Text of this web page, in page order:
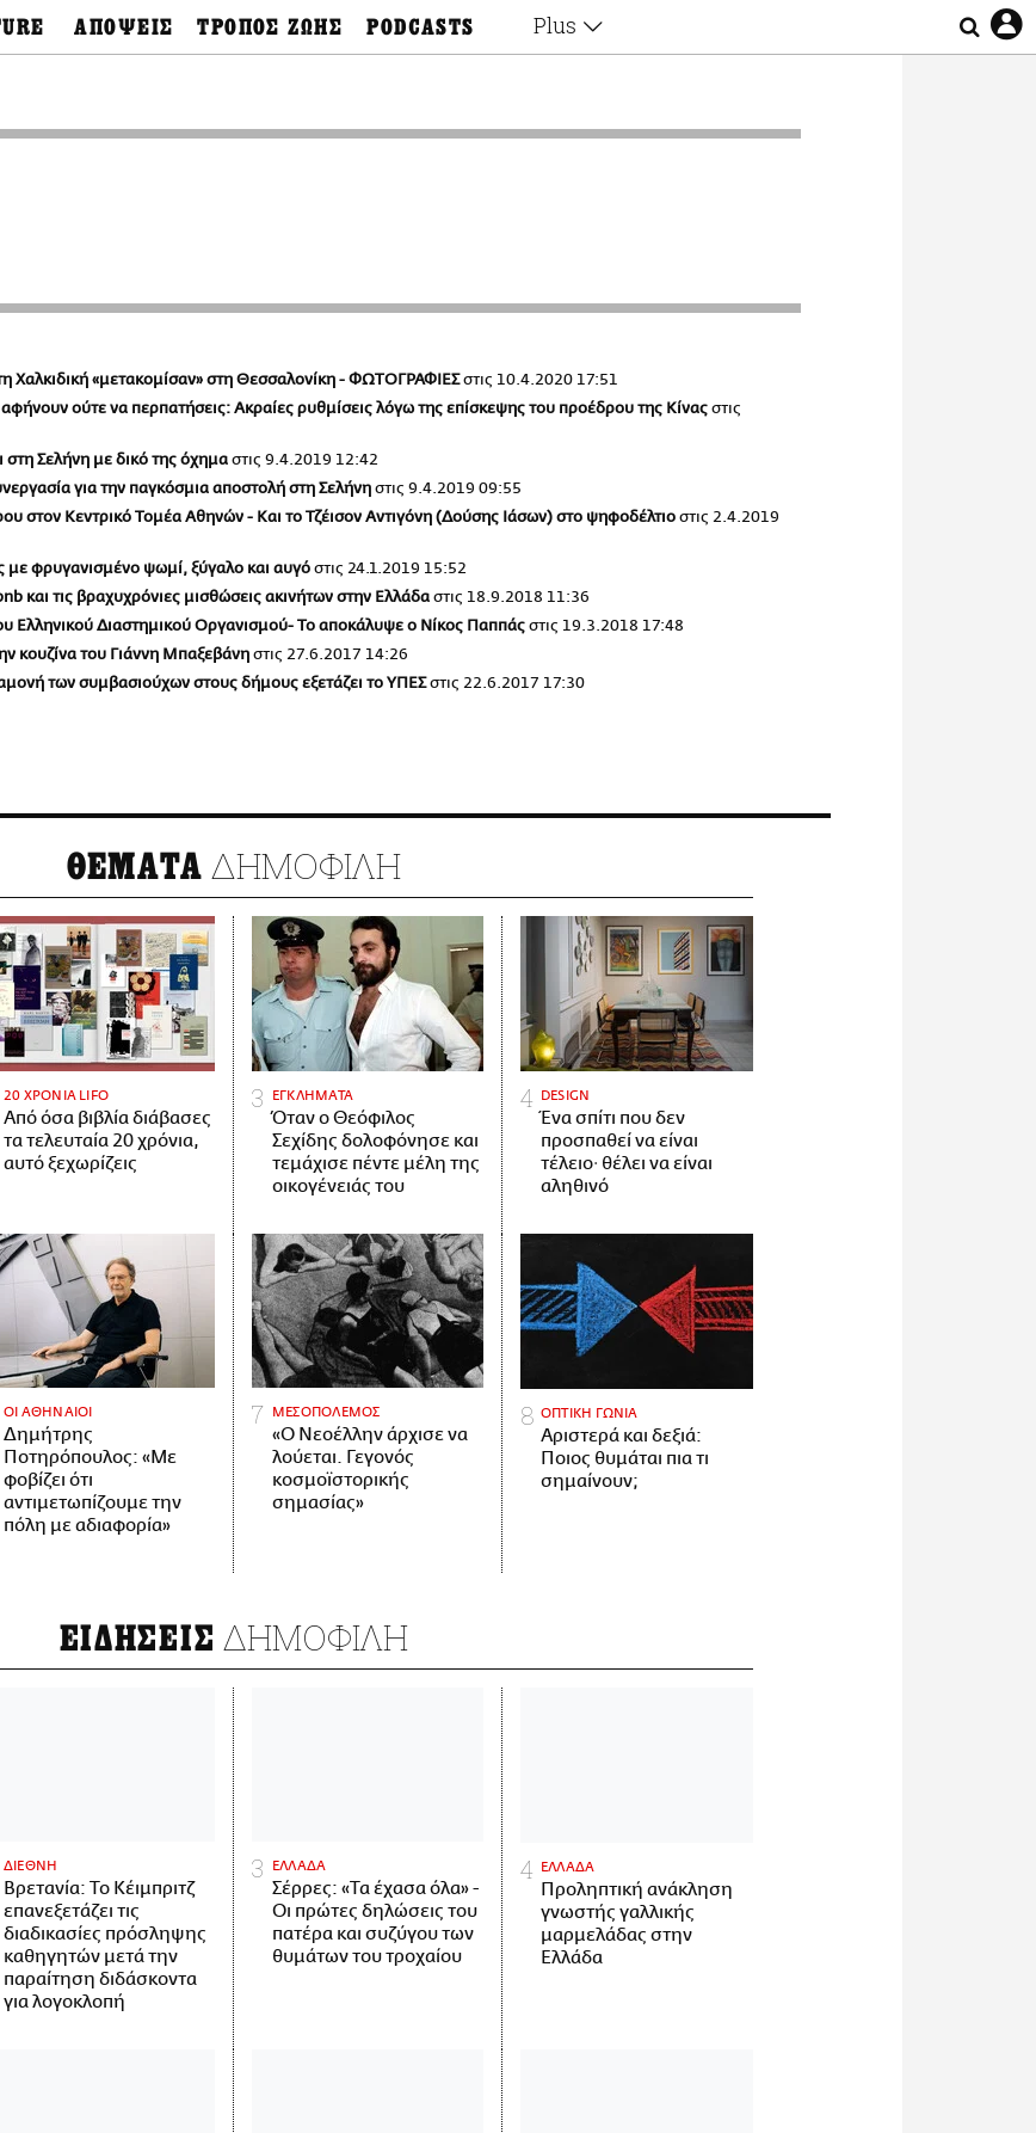
περιεχόμενο
ΑΠΟΨΕΙΣ ΤΡΟΠΟΣ ΖΩΗΣ PODCASTS
Αληθινά Εγκλήματα
LiFO Politics
Το κρασί με απλά
Ζούμε, ρε!
Plus
Χαλκιδική «μετακομίσαν» στη Θεσσαλονίκη - ΦΩΤΟΓΡΑΦΙΕΣστις 10.4.2020 17:51
ούτε να περπατήσεις: Ακραίες ρυθμίσεις λόγω της επίσκεψης του προέδρου της Κίναςστις
Σελήνη με δικό της όχημαστις 9.4.2019 12:42
για την παγκόσμια αποστολή στη Σελήνηστις 9.4.2019 09:55
στον Κεντρικό Τομέα Αθηνών - Και το Τζέισον Αντιγόνη (Δούσης Ιάσων) στο ψηφοδέλτιοστις 2.4.2019
με φρυγανισμένο ψωμί, ξύγαλο και αυγόστις 24.1.2019 15:52
και τις βραχυχρόνιες μισθώσεις ακινήτων στην Ελλάδαστις 18.9.2018 11:36
Ελληνικού Διαστημικού Οργανισμού- Το αποκάλυψε ο Νίκος Παππάςστις 19.3.2018 17:48
κουζίνα του Γιάννη Μπαξεβάνηστις 27.6.2017 14:26
των συμβασιούχων στους δήμους εξετάζει το ΥΠΕΣστις 22.6.2017 17:30
ΘΕΜΑΤΑ ΔΗΜΟΦΙΛΗ
20 ΧΡΟΝΙΑ LIFO
Από όσα βιβλία διάβασες
τα τελευταία 20 χρόνια,
αυτό ξεχωρίζεις
ΕΓΚΛΗΜΑΤΑ
Όταν ο Θεόφιλος
Σεχίδης δολοφόνησε και
τεμάχισε πέντε μέλη της
οικογένειάς του
DESIGN
Ένα σπίτι που δεν
προσπαθεί να είναι
τέλειο· θέλει να είναι
αληθινό
ΟΙ ΑΘΗΝΑΙΟΙ
Δημήτρης
Ποτηρόπουλος: «Με
φοβίζει ότι
αντιμετωπίζουμε την
πόλη με αδιαφορία»
ΜΕΣΟΠΟΛΕΜΟΣ
«Ο Νεοέλλην άρχισε να
λούεται. Γεγονός
κοσμοϊστορικής
σημασίας»
ΟΠΤΙΚΗ ΓΩΝΙΑ
Αριστερά και δεξιά:
Ποιος θυμάται πια τι
σημαίνουν;
ΕΙΔΗΣΕΙΣ ΔΗΜΟΦΙΛΗ
ΔΙΕΘΝΗ
Βρετανία: Το Κέιμπριτζ
επανεξετάζει τις
διαδικασίες πρόσληψης
καθηγητών μετά την
παραίτηση διδάσκοντα
για λογοκλοπή
ΕΛΛΑΔΑ
Σέρρες: «Τα έχασα όλα» -
Οι πρώτες δηλώσεις του
πατέρα και συζύγου των
θυμάτων του τροχαίου
ΕΛΛΑΔΑ
Προληπτική ανάκληση
γνωστής γαλλικής
μαρμελάδας στην
Ελλάδα